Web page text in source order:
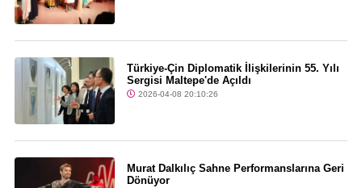
Türkiye-Çin Diplomatik İlişkilerinin 55. Yılı
Sergisi Maltepe'de Açıldı
2026-04-08 20:10:26
Murat Dalkılıç Sahne Performanslarına Geri
Dönüyor